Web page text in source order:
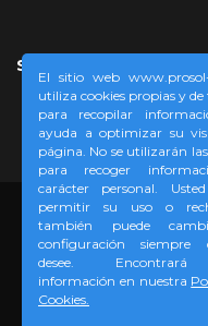
SÍGUENOS EN
Copyright ©
Aviso legal Política de cookies
Prosol-auto.es, su tienda
El sitio web
utiliza cookies propias y de
para recopilar
ayuda a optimizar su
página. No se utilizarán
para recoger
carácter personal.
permitir su uso o
también puede
configuración
desee.
información en nuestra
Cookies.